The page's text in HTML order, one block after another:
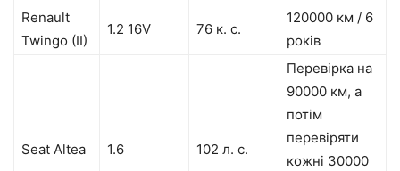
Renault
Twingo (II)
1.2 16V 76 к. с.
120000 км / 6
років
Seat Altea 1.6 102 л. с.
Перевірка на
90000 км, а
потім
перевіряти
кожні 30000